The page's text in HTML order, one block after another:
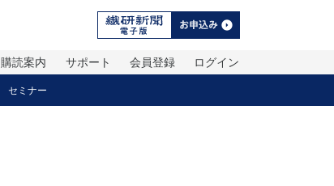
ログイン
会員登録
サポート
購読案内
セミナー